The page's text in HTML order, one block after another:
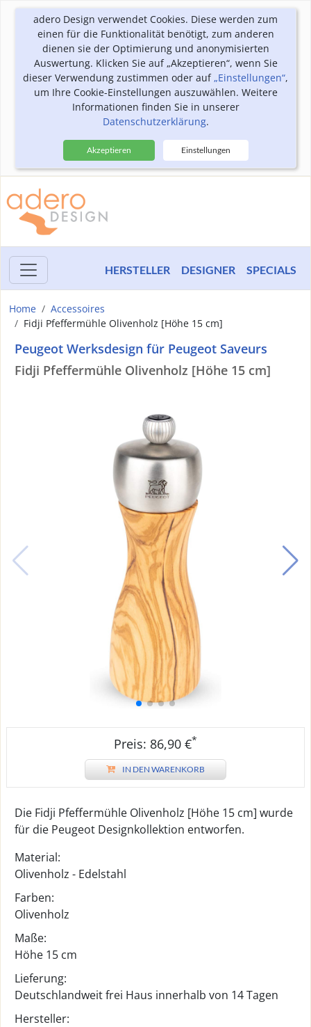
adero Design verwendet Cookies. Diese werden zum
einen für die Funktionalität benötigt, zum anderen
dienen sie der Optimierung und anonymisierten
Auswertung. Klicken Sie auf „Akzeptieren“, wenn Sie
dieser Verwendung zustimmen oder auf„Einstellungen“,
um Ihre Cookie-Einstellungen auszuwählen. Weitere
Informationen finden Sie in unserer
Datenschutzerklärung.
Akzeptieren Einstellungen
HERSTELLER DESIGNER SPECIALS
Home
Accessoires
Fidji Pfeffermühle Olivenholz [Höhe 15 cm]
Peugeot Werksdesign für Peugeot Saveurs
Fidji Pfeffermühle Olivenholz [Höhe 15 cm]
Preis: 86,90 €*
IN DEN WARENKORB
Die Fidji Pfeffermühle Olivenholz [Höhe 15 cm] wurde
für die Peugeot Designkollektion entworfen.
Material:
Olivenholz - Edelstahl
Farben:
Olivenholz
Maße:
Höhe 15 cm
Lieferung:
Deutschlandweit frei Haus innerhalb von 14 Tagen
Hersteller: